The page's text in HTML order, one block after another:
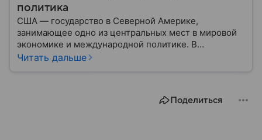
политика
США — государство в Северной Америке,
занимающее одно из центральных мест в мировой
экономике и международной политике. В
материале — основные сведения об этой стране.
Читать дальше
Поделиться